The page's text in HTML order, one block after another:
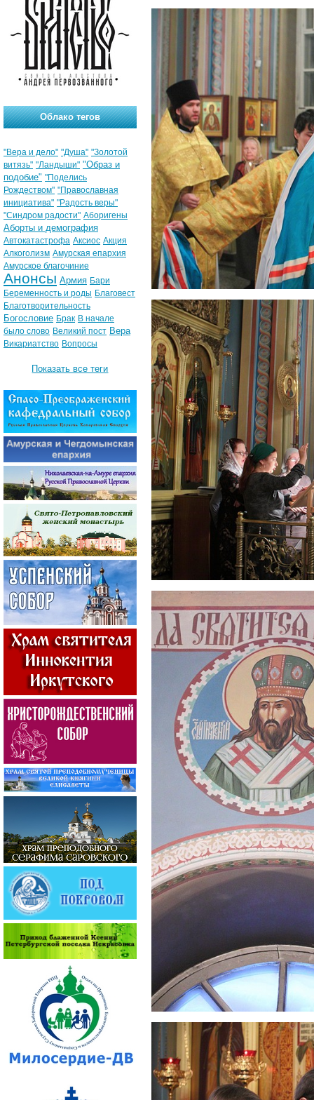
Облако тегов
"Вера и дело" "Душа" "Золотой
витязь" "Ландыши" "Образ и
подобие" "Поделись
Рождеством" "Православная
инициатива" "Радость веры"
"Синдром радости" Аборигены
Аборты и демография
Автокатастрофа Аксиос Акция
Алкоголизм Амурская епархия
Амурское благочиние
Анонсы Армия Бари
Беременность и роды Благовест
Благотворительность
Богословие Брак В начале
было слово Великий пост Вера
Викариатство Вопросы
Показать все теги